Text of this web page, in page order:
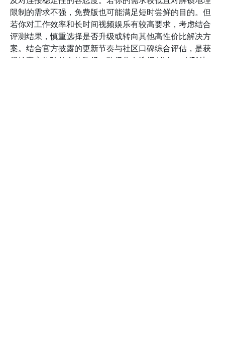
限制的需求不强，免费版也可能满足短时尝鲜的目的。但
若你对工作效率和长时间视频娱乐有较高要求，考虑结合
评测结果，慎重选择是否升级或转向其他高性价比解决方
案。结合官方披露的更新节奏与社区口碑综合评估，是获
得较真实体验的有效路径，确保你在选择 HidecatVPN加